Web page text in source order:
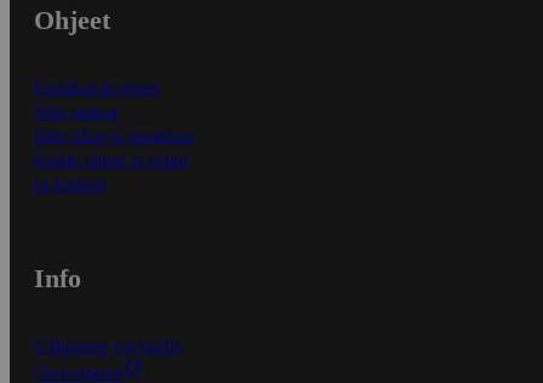
Ohjeet
Ensitilaajan ohjeet
Näin maksat
Näin tilaat ja muokkaat
Kaikki ohjeet ja vinkit
In English
Info
S-Business yrityksille
Oiva-raportit